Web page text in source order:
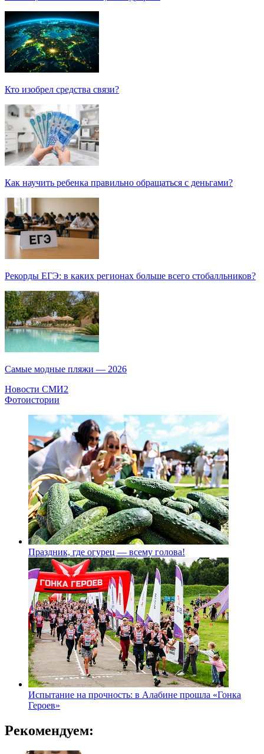
Кто изобрел средства связи?
Как научить ребенка правильно обращаться с деньгами?
Рекорды ЕГЭ: в каких регионах больше всего стобалльников?
Самые модные пляжи — 2026
Новости СМИ2
Фотоистории
Праздник, где огурец — всему голова!
Испытание на прочность: в Алабине прошла «Гонка
Героев»
Рекомендуем: